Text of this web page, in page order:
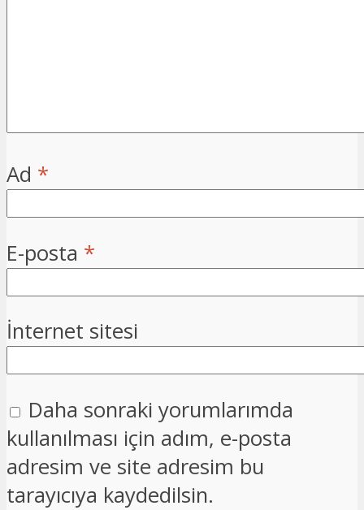
Ad *
E-posta *
İnternet sitesi
Daha sonraki yorumlarımda
kullanılması için adım, e-posta
adresim ve site adresim bu
tarayıcıya kaydedilsin.